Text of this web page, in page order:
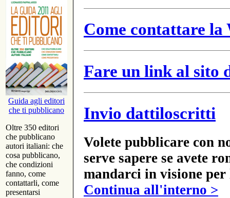
Guida agli editori
che ti pubblicano
Oltre 350 editori
che pubblicano
autori italiani: che
cosa pubblicano,
che condizioni
fanno, come
contattarli, come
presentarsi
Come contattare
Fare un link al sito
Invio dattiloscritti
Volete pubblicare con
serve sapere se avete
mandarci in visione
Continua all'interno >